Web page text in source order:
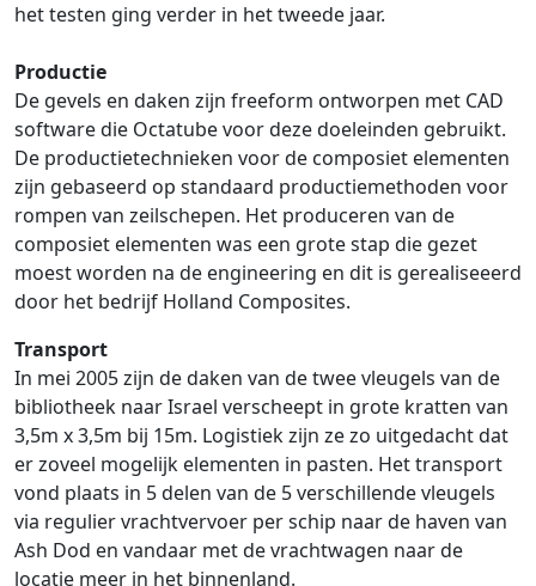
het testen ging verder in het tweede jaar.
Productie
De gevels en daken zijn freeform ontworpen met CAD
software die Octatube voor deze doeleinden gebruikt.
De productietechnieken voor de composiet elementen
zijn gebaseerd op standaard productiemethoden voor
rompen van zeilschepen. Het produceren van de
composiet elementen was een grote stap die gezet
moest worden na de engineering en dit is gerealiseeerd
door het bedrijf Holland Composites.
Transport
In mei 2005 zijn de daken van de twee vleugels van de
bibliotheek naar Israel verscheept in grote kratten van
3,5m x 3,5m bij 15m. Logistiek zijn ze zo uitgedacht dat
er zoveel mogelijk elementen in pasten. Het transport
vond plaats in 5 delen van de 5 verschillende vleugels
via regulier vrachtvervoer per schip naar de haven van
Ash Dod en vandaar met de vrachtwagen naar de
locatie meer in het binnenland.